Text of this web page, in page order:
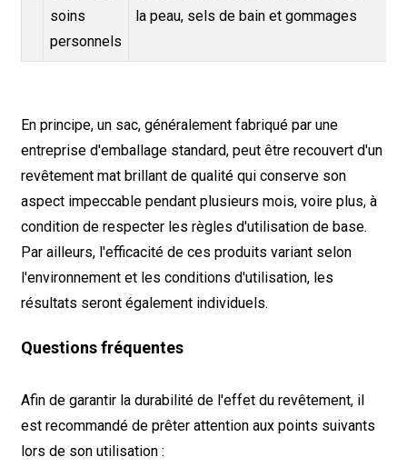
soins
personnels
la peau, sels de bain et gommages
En principe, un sac, généralement fabriqué par une
entreprise d'emballage standard, peut être recouvert d'un
revêtement mat brillant de qualité qui conserve son
aspect impeccable pendant plusieurs mois, voire plus, à
condition de respecter les règles d'utilisation de base.
Par ailleurs, l'efficacité de ces produits variant selon
l'environnement et les conditions d'utilisation, les
résultats seront également individuels.
Questions fréquentes
Afin de garantir la durabilité de l'effet du revêtement, il
est recommandé de prêter attention aux points suivants
lors de son utilisation :